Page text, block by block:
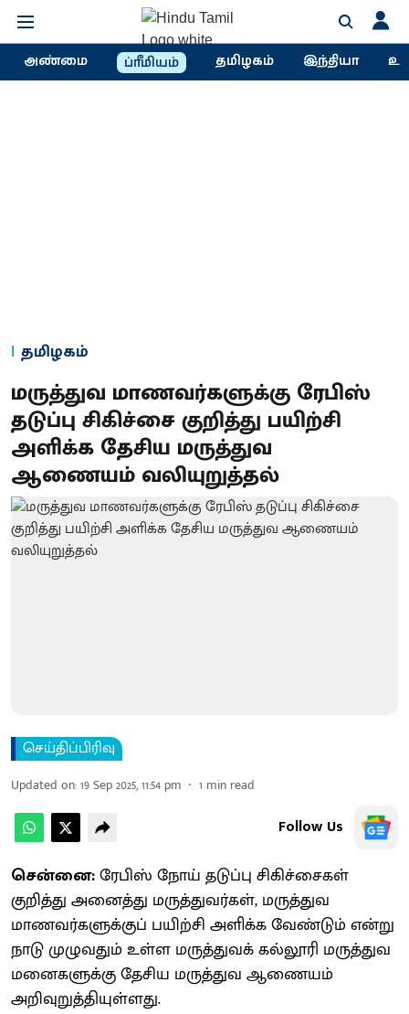
அண்மை ப்ரீமியம் தமிழகம் இந்தியா
தமிழகம்
மருத்துவ மாணவர்களுக்கு ரேபிஸ்
தடுப்பு சிகிச்சை குறித்து பயிற்சி
அளிக்க தேசிய மருத்துவ
ஆணையம் வலியுறுத்தல்
செய்திப்பிரிவு
Updated on:19 Sep 2025, 11:54 pm 1 min read
Follow Us
சென்னை:ரேபிஸ் நோய் தடுப்பு சிகிச்​சைகள்
குறித்து அனைத்து மருத்​து​வர்​கள், மருத்​துவ
மாணவர்​களுக்​குப் பயிற்சி அளிக்க வேண்​டும் என்று
நாடு முழு​வதும் உள்ள மருத்​து​வக் கல்​லூரி மருத்​து​வ​
மனை​களுக்கு தேசிய மருத்​துவ ஆணை​யம்
அறிவுறுத்தியுள்​ளது.